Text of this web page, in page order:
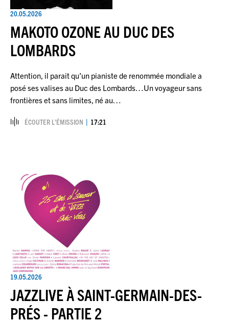
20.05.2026
MAKOTO OZONE AU DUC DES
LOMBARDS
Attention, il parait qu’un pianiste de renommée mondiale a
posé ses valises au Duc des Lombards…Un voyageur sans
frontières et sans limites, né au…
ÉCOUTER L’ÉMISSION 17:21
19.05.2026
JAZZLIVE À SAINT-GERMAIN-DES-
PRÉS - PARTIE 2